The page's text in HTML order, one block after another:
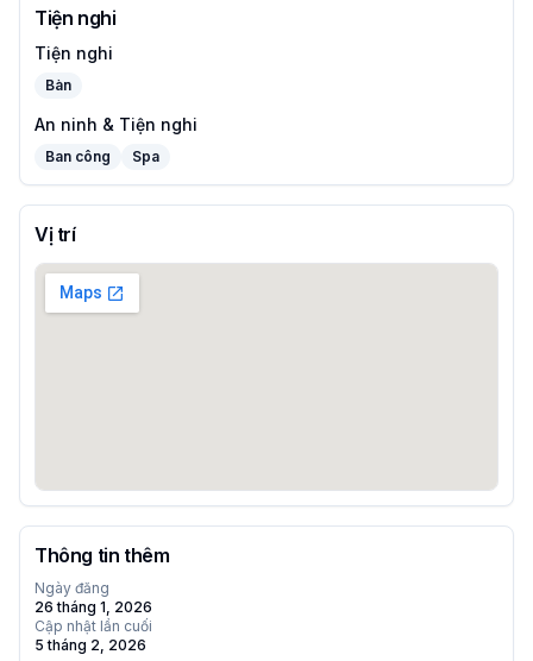
Tiện nghi
Tiện nghi
Bàn
An ninh & Tiện nghi
Ban công Spa
Vị trí
Thông tin thêm
Ngày đăng
26 tháng 1, 2026
Cập nhật lần cuối
5 tháng 2, 2026